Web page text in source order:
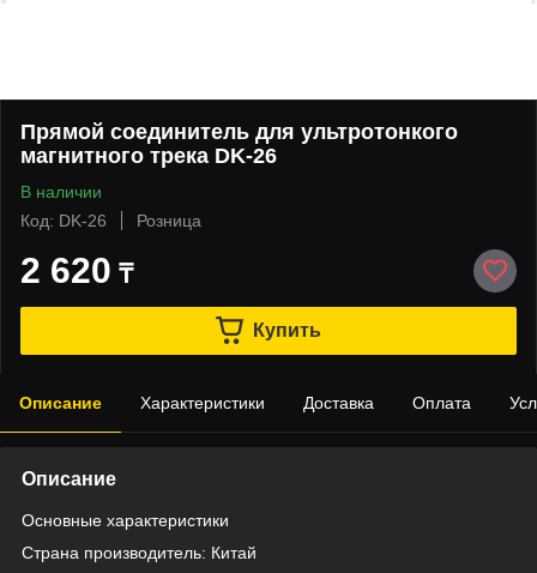
Прямой соединитель для ультротонкого
магнитного трека DK-26
В наличии
Код: DK-26
Розница
2 620 ₸
Купить
Описание Характеристики Доставка Оплата
Описание
Основные характеристики
Страна производитель: Китай